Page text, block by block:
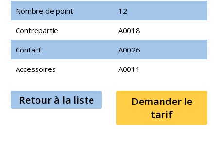
Nombre de point
12
Contrepartie
A0018
Contact
A0026
Accessoires
A0011
Retour à la liste
Demander le
tarif